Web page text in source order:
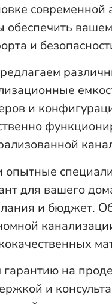
обеспечить
и
и
для вашего
и бюджет.
на
и